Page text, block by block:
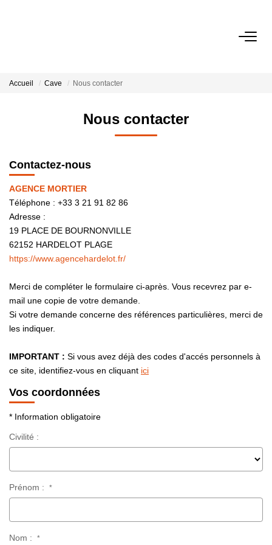
BIENS VENDUS
Nos Actualités
03.21.91.82.86
Accueil Cave Nous contacter
Nous contacter
Contactez-nous
AGENCE MORTIER
Téléphone : +33 3 21 91 82 86
Adresse :
19 PLACE DE BOURNONVILLE
62152 HARDELOT PLAGE
https://www.agencehardelot.fr/
Merci de compléter le formulaire ci-après. Vous recevrez par e-
mail une copie de votre demande.
Si votre demande concerne des références particulières, merci de
les indiquer.
IMPORTANT : Si vous avez déjà des codes d'accés personnels à
ce site, identifiez-vous en cliquant ici
Vos coordonnées
* Information obligatoire
Civilité :
Prénom : *
Nom : *